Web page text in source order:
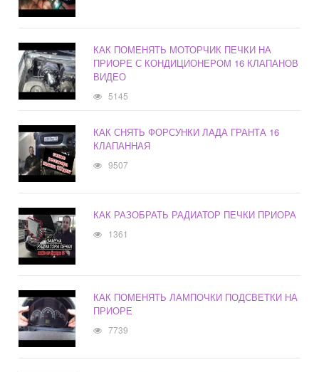
КАК ПОМЕНЯТЬ МОТОРЧИК ПЕЧКИ НА
ПРИОРЕ С КОНДИЦИОНЕРОМ 16 КЛАПАНОВ
ВИДЕО
5145
КАК СНЯТЬ ФОРСУНКИ ЛАДА ГРАНТА 16
КЛАПАННАЯ
9507
КАК РАЗОБРАТЬ РАДИАТОР ПЕЧКИ ПРИОРА
1361
КАК ПОМЕНЯТЬ ЛАМПОЧКИ ПОДСВЕТКИ НА
ПРИОРЕ
7739